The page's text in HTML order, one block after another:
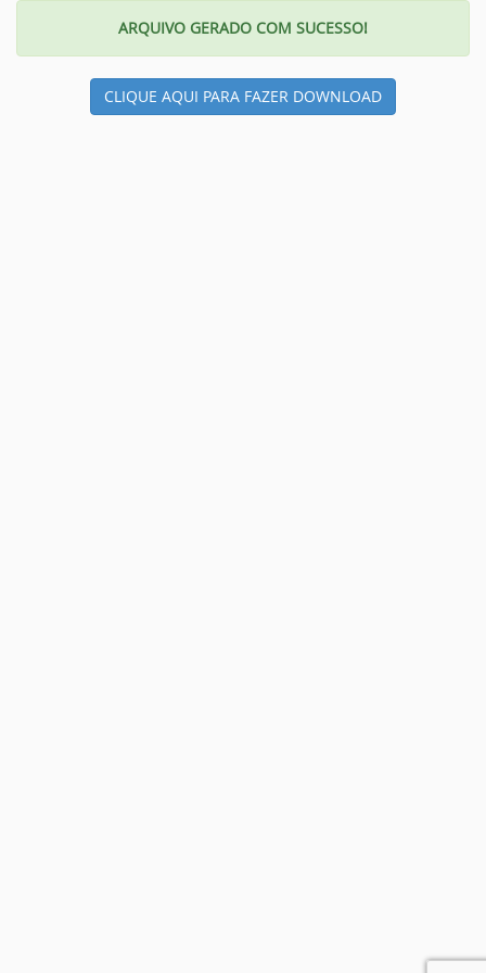
ARQUIVO GERADO COM SUCESSO!
CLIQUE AQUI PARA FAZER DOWNLOAD